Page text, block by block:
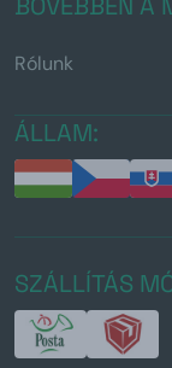
Rólunk
ÁLLAM:
SZÁLLÍTÁS